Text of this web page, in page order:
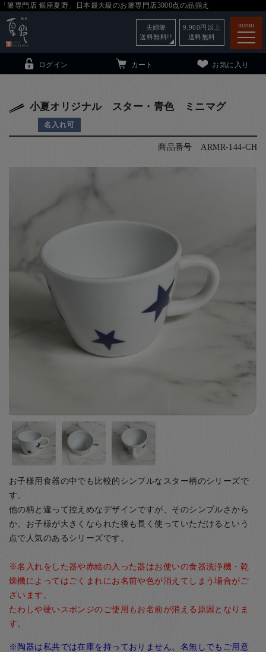
「箸専門店 銀座夏野」日本最大級のお箸専門店3000点の品揃え
menu
箸（贈答用・自宅用）
法人・飲食店のお客様
お客様の声
店舗紹介
お問い合わせ
ログイン カート お気に入り
夫婦箸
送料無料!!
9,900 円以上
送料無料
小夏オリジナル スター・青色 ミニマグ
名入れ可
商品番号 ARMR-144-CH
お子様用食器の中でも比較的シンプルなスター柄のシリーズで
す。
他の柄と違って控えめなデザインですが、そのシンプルさから
か、お子様が大きくなられた後も長く使っていただけるという
点で人気のあるシリーズです。
※名入れをした器や赤絵の入った器はお使いの食器洗浄機・乾
燥機によってはごくまれにお名前や色が消えてしまう場合がご
ざいます。
たわしや硬いスポンジのご使用もお名前が消える原因となりま
す。
※陶器は私共では在庫を持っておりません。名無しでもご用意